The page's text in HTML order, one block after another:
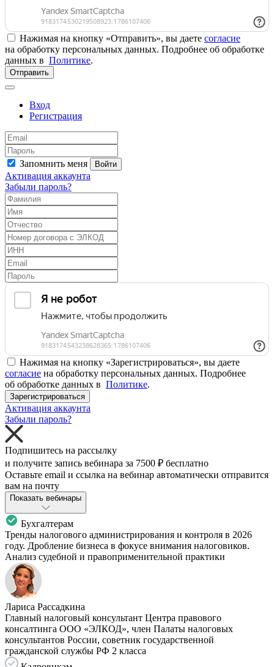
Нажимая на кнопку «Отправить», вы даете согласие
на обработку персональных данных. Подробнее об обработке
данных в Политике.
Отправить
Вход
Регистрация
Запомнить меня Войти
Активация аккаунта
Забыли пароль?
Нажимая на кнопку «Зарегистрироваться», вы даете
согласие на обработку персональных данных. Подробнее
об обработке данных в Политике.
Зарегистрироваться
Активация аккаунта
Забыли пароль?
Подпишитесь на рассылку
и получите запись вебинара за 7500 ₽ бесплатно
Оставьте email и ссылка на вебинар автоматически отправится
вам на почту
Показать вебинары
Бухгалтерам
Тренды налогового администрирования и контроля в 2026
году. Дробление бизнеса в фокусе внимания налоговиков.
Анализ судебной и правоприменительной практики
Лариса Рассадкина
Главный налоговый консультант Центра правового
консалтинга ООО «ЭЛКОД», член Палаты налоговых
консультантов России, советник государственной
гражданской службы РФ 2 класса